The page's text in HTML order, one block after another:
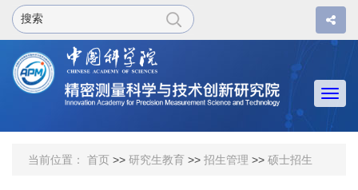
当前位置： 首页 >> 研究生教育 >> 招生管理 >> 硕士招生